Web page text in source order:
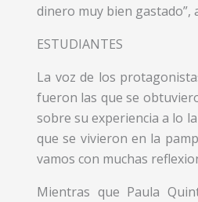
dinero muy bien gastado”,
ESTUDIANTES
La voz de los
fueron las que se
sobre su experiencia a lo
que se vivieron en la
vamos con muchas
Mientras que Paula